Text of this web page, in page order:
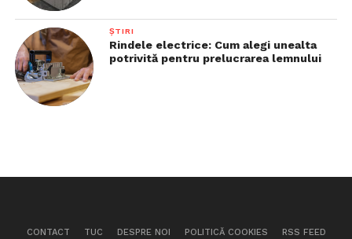
ȘTIRI
Rindele electrice: Cum alegi unealta
potrivită pentru prelucrarea lemnului
CONTACT TUC DESPRE NOI POLITICĂ COOKIES RSS FEED